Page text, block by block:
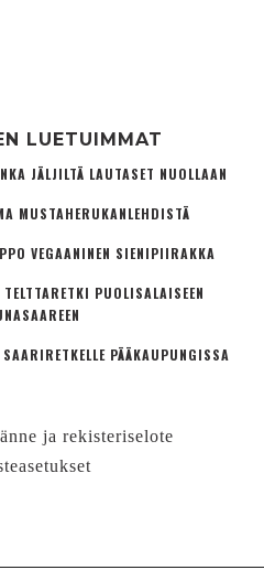
LUETUIMMAT
JÄLJILTÄ LAUTASET NUOLLAAN
MUSTAHERUKANLEHDISTÄ
VEGAANINEN SIENIPIIRAKKA
PUOLISALAISEEN
PÄÄKAUPUNGISSA
ja rekisteriselote